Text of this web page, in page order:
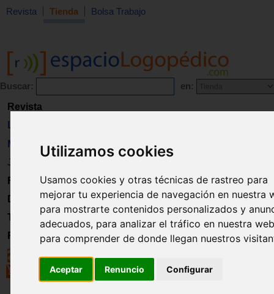
Utilizamos cookies
Usamos cookies y otras técnicas de rastreo para
mejorar tu experiencia de navegación en nuestra
para mostrarte contenidos personalizados y
adecuados, para analizar el tráfico en nuestra
para comprender de donde llegan nuestros
Aceptar Renuncio Configurar
Revista Tienda Bolsa Trabajo
Buscar: en:
Revista
Libros
Material
Juguetes
Formación
Directorio
Trabajo
Registro